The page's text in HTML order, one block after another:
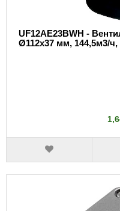
UF12AE23BWH -
Ø112x37 мм, 144,5м3/